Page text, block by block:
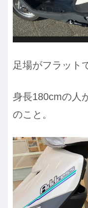
足場がフラット
身長180cmの人
のこと。